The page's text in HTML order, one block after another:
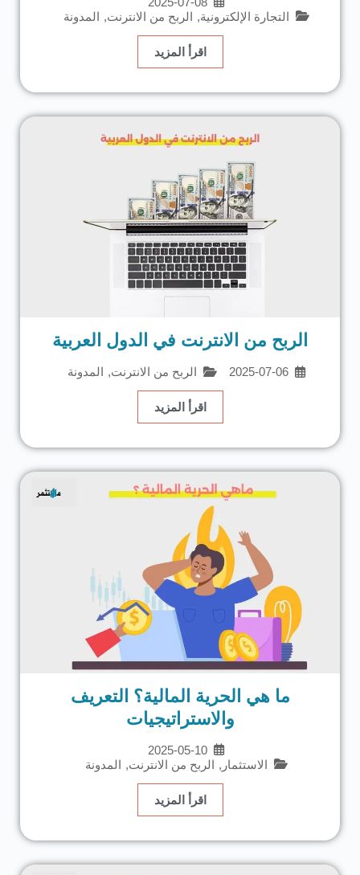
التجارة الإلكترونية, الربح من الانترنت, المدونة
اقرأ المزيد
الربح من الانترنت في الدول العربية
2025-07-06 الربح من الانترنت, المدونة
اقرأ المزيد
ما هي الحرية المالية؟ التعريف
والاستراتيجيات
2025-05-10
الاستثمار , الربح من الانترنت, المدونة
اقرأ المزيد